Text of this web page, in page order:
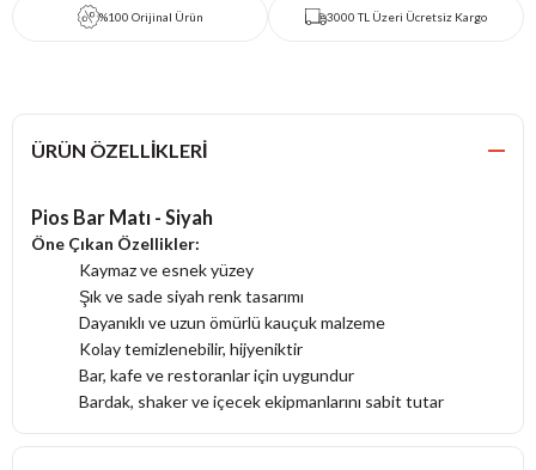
%100 Orijinal Ürün 3000 TL Üzeri Ücretsiz Kargo
ÜRÜN ÖZELLIKLERI
Pios Bar Matı - Siyah
Öne Çıkan Özellikler:
Kaymaz ve esnek yüzey
Şık ve sade siyah renk tasarımı
Dayanıklı ve uzun ömürlü kauçuk malzeme
Kolay temizlenebilir, hijyeniktir
Bar, kafe ve restoranlar için uygundur
Bardak, shaker ve içecek ekipmanlarını sabit tutar